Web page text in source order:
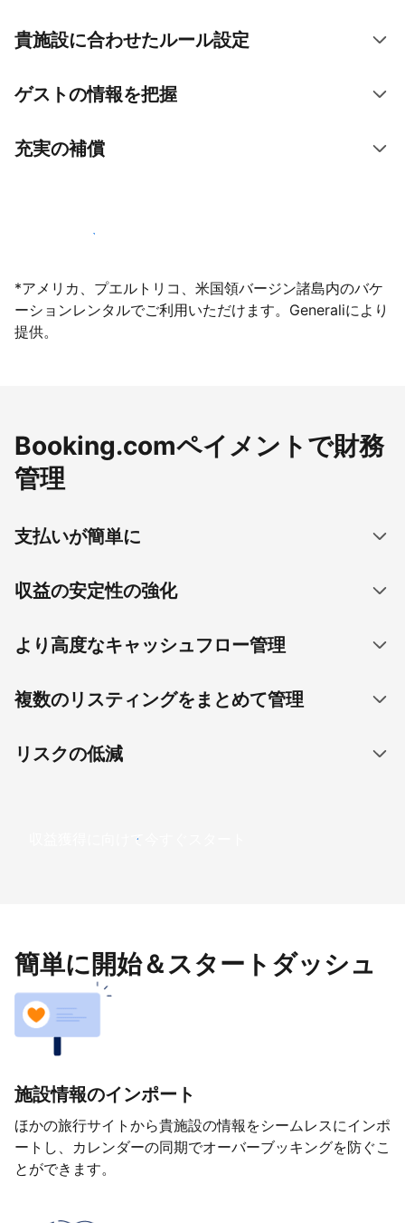
貴施設に合わせたルール設定
ゲストの情報を把握
充実の補償
今すぐ掲載登録する
*アメリカ、プエルトリコ、米国領バージン諸島内のバケ
ーションレンタルでご利用いただけます。Generaliにより
提供。
Booking.comペイメントで財務
管理
支払いが簡単に
収益の安定性の強化
より高度なキャッシュフロー管理
複数のリスティングをまとめて管理
リスクの低減
収益獲得に向けて今すぐスタート
簡単に開始＆スタートダッシュ
施設情報のインポート
ほかの旅行サイトから貴施設の情報をシームレスにインポ
ートし、カレンダーの同期でオーバーブッキングを防ぐこ
とができます。